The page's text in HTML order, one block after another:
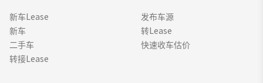
新车Lease
新车
二手车
转接Lease
发布车源
转Lease
快速收车估价